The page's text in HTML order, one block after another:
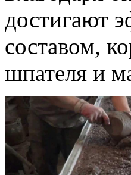
достигают
составом,
шпателя и